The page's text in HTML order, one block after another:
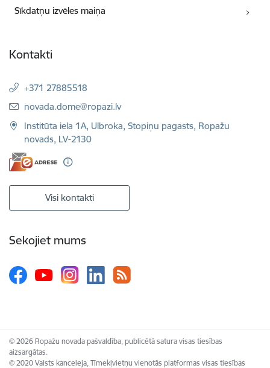
Sīkdatņu izvēles maiņa
Kontakti
+371 27885518
E-pasts:
novada.dome@ropazi.lv
Institūta iela 1A, Ulbroka, Stopiņu pagasts, Ropažu
novads, LV-2130
Visi kontakti
Sekojiet mums
© 2026 Ropažu novada pašvaldība, publicētā satura visas tiesības
aizsargātas.
© 2020 Valsts kanceleja, Tīmekļvietņu vienotās platformas visas tiesības